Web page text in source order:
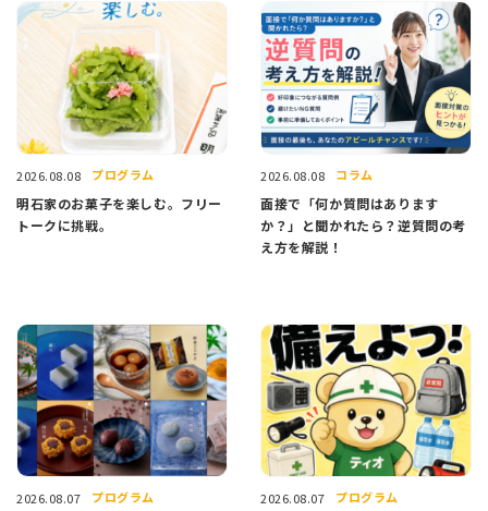
2026.08.08 プログラム
明石家のお菓子を楽しむ。フリー
トークに挑戦。
2026.08.08 コラム
面接で「何か質問はあります
か？」と聞かれたら？逆質問の考
え方を解説！
2026.08.07 プログラム 2026.08.07 プログラム